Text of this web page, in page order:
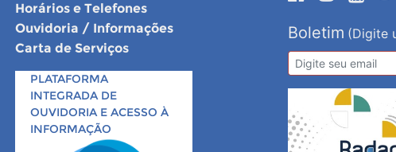
Horários e Telefones
Ouvidoria / Informações
Carta de Serviços
PLATAFORMA
INTEGRADA DE
OUVIDORIA E ACESSO À
INFORMAÇÃO
Boletim (Digite